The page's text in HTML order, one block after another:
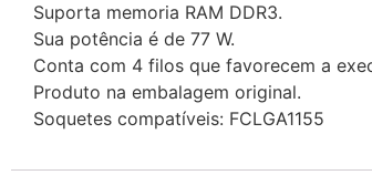
Suporta memoria RAM DDR3.
Sua potência é de 77 W.
Conta com 4 filos que favorecem a
Produto na embalagem original.
Soquetes compatíveis: FCLGA1155